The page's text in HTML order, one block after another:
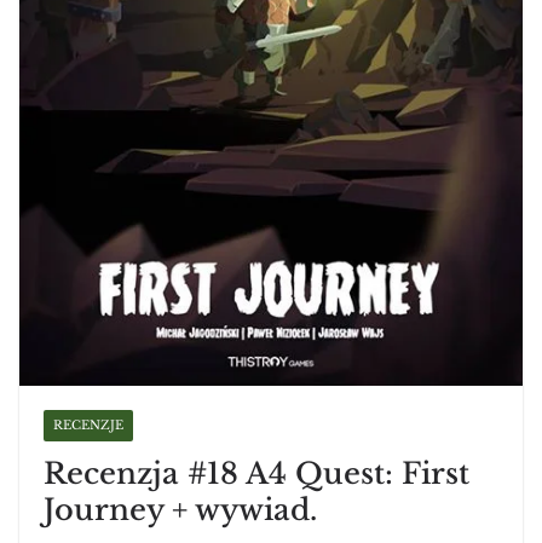
RECENZJE
Recenzja #18 A4 Quest: First
Journey + wywiad.